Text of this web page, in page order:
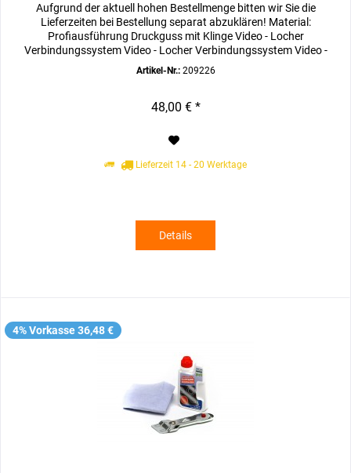
Aufgrund der aktuell hohen Bestellmenge bitten wir Sie die
Lieferzeiten bei Bestellung separat abzuklären! Material:
Profiausführung Druckguss mit Klinge Video - Locher
Verbindungssystem Video - Locher Verbindungssystem Video -
Locher...
Artikel-Nr.:209226
48,00 € *
Lieferzeit 14 - 20 Werktage
Details
4% Vorkasse 36,48 €